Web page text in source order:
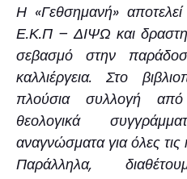
Η «Γεθσημανή» αποτελεί
Ε.Κ.Π – ΔΙΨΩ και
σεβασμό στην
καλλιέργεια. Στο
πλούσια συλλογή από
θεολογικά
αναγνώσματα για όλες τις
Παράλληλα,